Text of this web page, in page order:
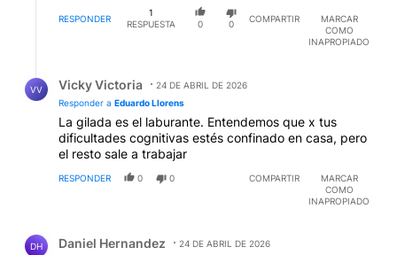
RESPONDER
1
RESPUESTA
0 0
COMPARTIR
MARCAR
COMO
INAPROPIADO
VV Vicky Victoria
24 DE ABRIL DE 2026
Responder a Eduardo Llorens
La gilada es el laburante. Entendemos que x tus
dificultades cognitivas estés confinado en casa, pero
el resto sale a trabajar
RESPONDER 0 0 COMPARTIR
MARCAR
COMO
INAPROPIADO
DH Daniel Hernandez 24 DE ABRIL DE 2026